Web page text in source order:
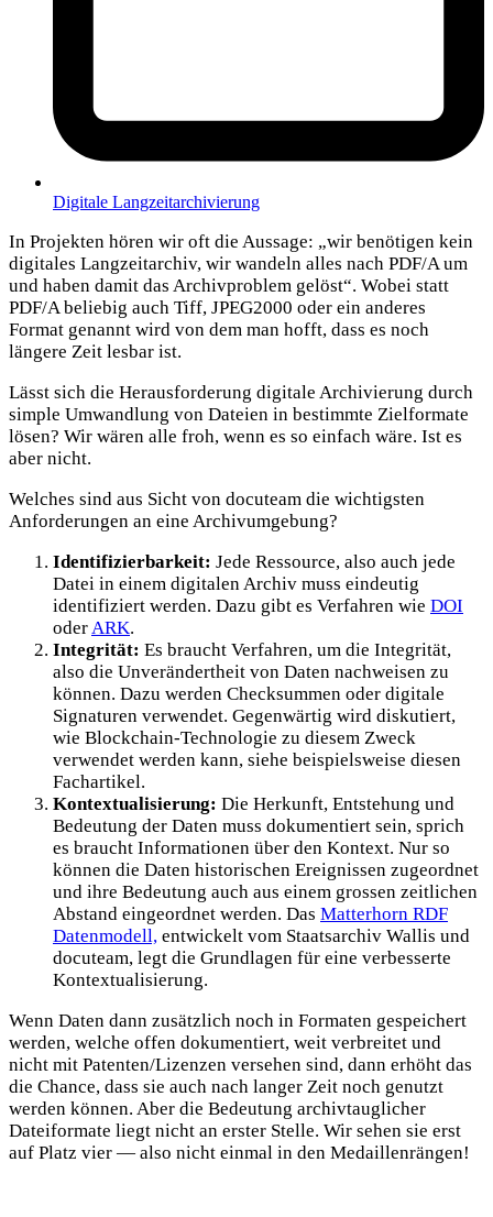
Digitale Langzeitarchivierung
In Projekten hören wir oft die Aussage: „wir benötigen kein
digitales Langzeitarchiv, wir wandeln alles nach PDF/A um
und haben damit das Archivproblem gelöst“. Wobei statt
PDF/A beliebig auch Tiff, JPEG2000 oder ein anderes
Format genannt wird von dem man hofft, dass es noch
längere Zeit lesbar ist.
Lässt sich die Herausforderung digitale Archivierung durch
simple Umwandlung von Dateien in bestimmte Zielformate
lösen? Wir wären alle froh, wenn es so einfach wäre. Ist es
aber nicht.
Welches sind aus Sicht von docuteam die wichtigsten
Anforderungen an eine Archivumgebung?
Identifizierbarkeit: Jede Ressource, also auch jede
Datei in einem digitalen Archiv muss eindeutig
identifiziert werden. Dazu gibt es Verfahren wie DOI
oder ARK.
Integrität: Es braucht Verfahren, um die Integrität,
also die Unverändertheit von Daten nachweisen zu
können. Dazu werden Checksummen oder digitale
Signaturen verwendet. Gegenwärtig wird diskutiert,
wie Blockchain-Technologie zu diesem Zweck
verwendet werden kann, siehe beispielsweise diesen
Fachartikel.
Kontextualisierung: Die Herkunft, Entstehung und
Bedeutung der Daten muss dokumentiert sein, sprich
es braucht Informationen über den Kontext. Nur so
können die Daten historischen Ereignissen zugeordnet
und ihre Bedeutung auch aus einem grossen zeitlichen
Abstand eingeordnet werden. Das Matterhorn RDF
Datenmodell, entwickelt vom Staatsarchiv Wallis und
docuteam, legt die Grundlagen für eine verbesserte
Kontextualisierung.
Wenn Daten dann zusätzlich noch in Formaten gespeichert
werden, welche offen dokumentiert, weit verbreitet und
nicht mit Patenten/Lizenzen versehen sind, dann erhöht das
die Chance, dass sie auch nach langer Zeit noch genutzt
werden können. Aber die Bedeutung archivtauglicher
Dateiformate liegt nicht an erster Stelle. Wir sehen sie erst
auf Platz vier — also nicht einmal in den Medaillenrängen!